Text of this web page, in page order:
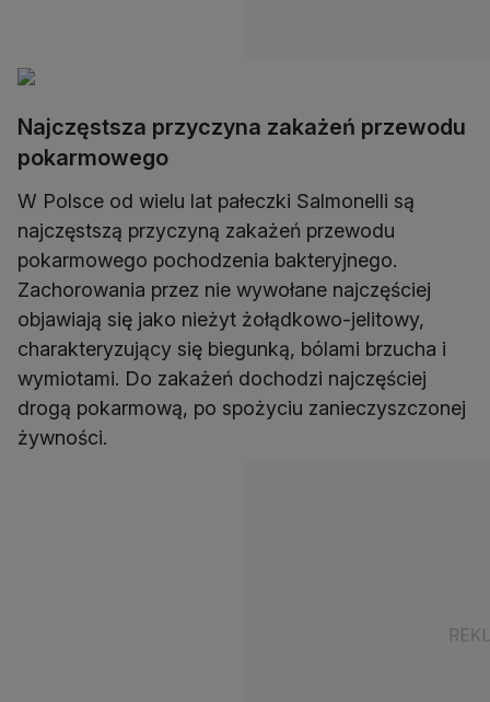
Najczęstsza przyczyna zakażeń przewodu
pokarmowego
W Polsce od wielu lat pałeczki Salmonelli są
najczęstszą przyczyną zakażeń przewodu
pokarmowego pochodzenia bakteryjnego.
Zachorowania przez nie wywołane najczęściej
objawiają się jako nieżyt żołądkowo-jelitowy,
charakteryzujący się biegunką, bólami brzucha i
wymiotami. Do zakażeń dochodzi najczęściej
drogą pokarmową, po spożyciu zanieczyszczonej
żywności.